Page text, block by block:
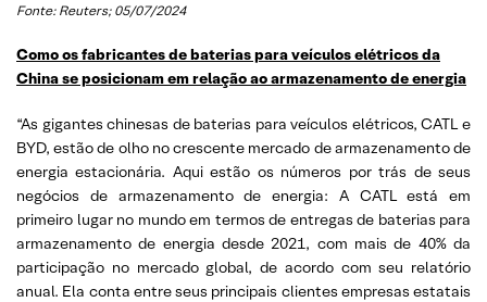
Fonte: Reuters; 05/07/2024
Como os fabricantes de baterias para veículos elétricos da
China se posicionam em relação ao armazenamento de energia
“As gigantes chinesas de baterias para veículos elétricos, CATL e
BYD, estão de olho no crescente mercado de armazenamento de
energia estacionária. Aqui estão os números por trás de seus
negócios de armazenamento de energia: A CATL está em
primeiro lugar no mundo em termos de entregas de baterias para
armazenamento de energia desde 2021, com mais de 40% da
participação no mercado global, de acordo com seu relatório
anual. Ela conta entre seus principais clientes empresas estatais